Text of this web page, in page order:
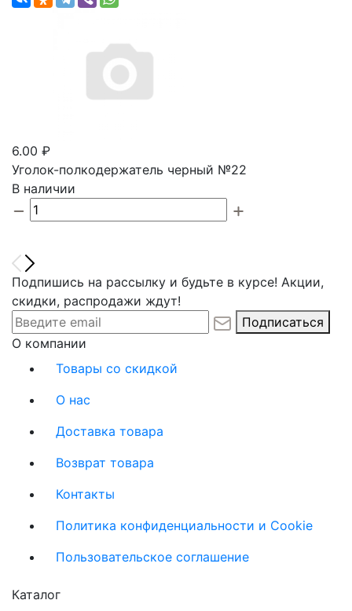
6.00 ₽
Уголок-полкодержатель черный №22
В наличии
Подпишись на рассылку и будьте в курсе! Акции,
скидки, распродажи ждут!
Подписаться
О компании
Товары со скидкой
О нас
Доставка товара
Возврат товара
Контакты
Политика конфиденциальности и Cookie
Пользовательское соглашение
Каталог